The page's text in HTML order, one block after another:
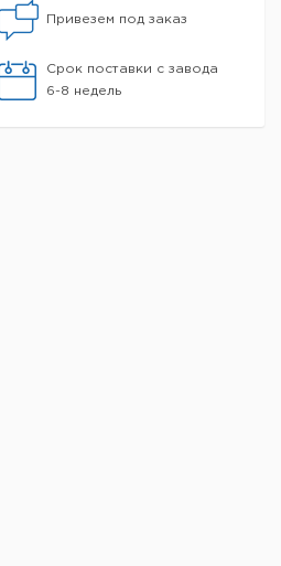
Привезем под заказ
Срок поставки с завода
6-8 недель